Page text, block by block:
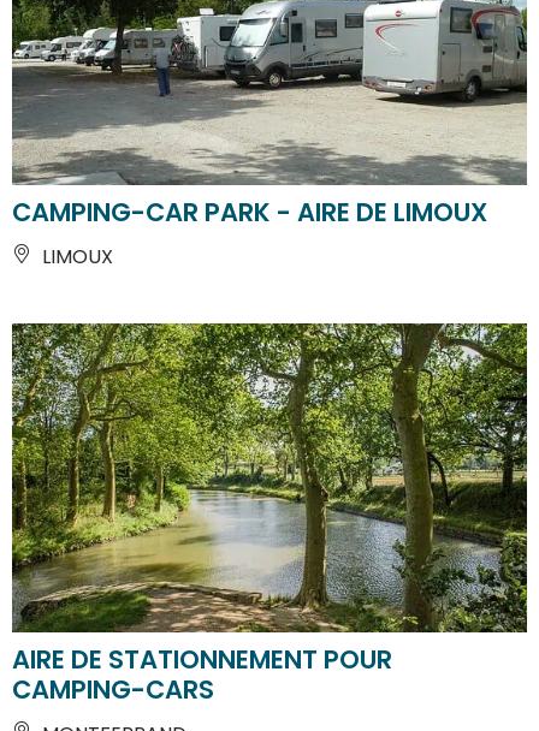
CAMPING-CAR PARK - AIRE DE LIMOUX
LIMOUX
AIRE DE STATIONNEMENT POUR
CAMPING-CARS